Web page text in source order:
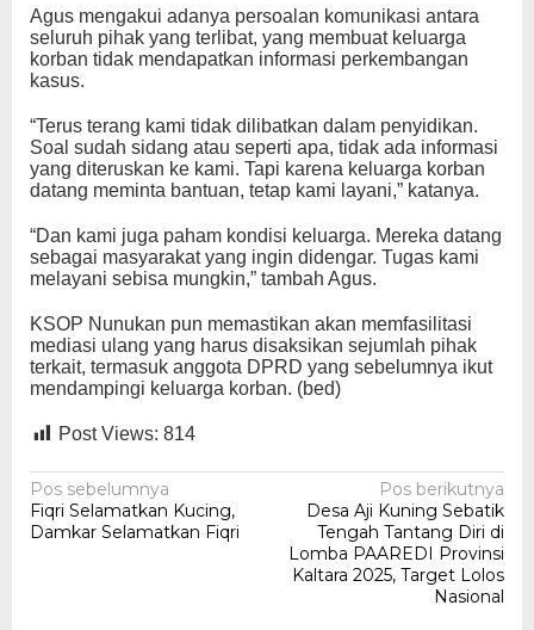
Agus mengakui adanya persoalan komunikasi antara
seluruh pihak yang terlibat, yang membuat keluarga
korban tidak mendapatkan informasi perkembangan
kasus.
“Terus terang kami tidak dilibatkan dalam penyidikan.
Soal sudah sidang atau seperti apa, tidak ada informasi
yang diteruskan ke kami. Tapi karena keluarga korban
datang meminta bantuan, tetap kami layani,” katanya.
“Dan kami juga paham kondisi keluarga. Mereka datang
sebagai masyarakat yang ingin didengar. Tugas kami
melayani sebisa mungkin,” tambah Agus.
KSOP Nunukan pun memastikan akan memfasilitasi
mediasi ulang yang harus disaksikan sejumlah pihak
terkait, termasuk anggota DPRD yang sebelumnya ikut
mendampingi keluarga korban. (bed)
Post Views: 814
Navigasi
pos
Pos sebelumnya
Fiqri Selamatkan Kucing,
Damkar Selamatkan Fiqri
Pos berikutnya
Desa Aji Kuning Sebatik
Tengah Tantang Diri di
Lomba PAAREDI Provinsi
Kaltara 2025, Target Lolos
Nasional